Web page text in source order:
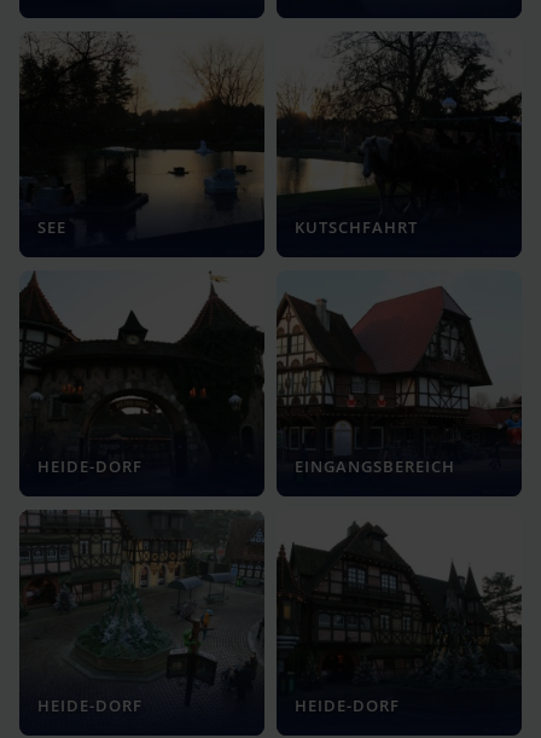
SEE KUTSCHFAHRT
HEIDE-DORF EINGANGSBEREICH
HEIDE-DORF HEIDE-DORF